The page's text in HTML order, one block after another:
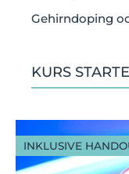
Gehirndoping
KURS
INKLUSIVE